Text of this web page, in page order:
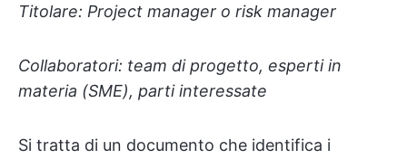
Titolare: Project manager o risk manager
Collaboratori: team di progetto, esperti in
materia (SME), parti interessate
Si tratta di un documento che identifica i